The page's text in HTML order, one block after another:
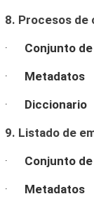
8. Procesos
· Conjunto
· Metadatos
· Diccionario
9. Listado de
· Conjunto
· Metadatos